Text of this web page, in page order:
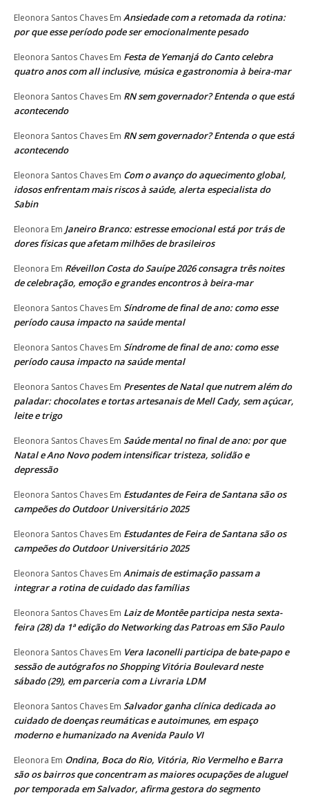
Eleonora Santos Chaves Em Ansiedade com a retomada da rotina:
por que esse período pode ser emocionalmente pesado
Eleonora Santos Chaves Em Festa de Yemanjá do Canto celebra
quatro anos com all inclusive, música e gastronomia à beira-mar
Eleonora Santos Chaves Em RN sem governador? Entenda o que está
acontecendo
Eleonora Santos Chaves Em RN sem governador? Entenda o que está
acontecendo
Eleonora Santos Chaves Em Com o avanço do aquecimento global,
idosos enfrentam mais riscos à saúde, alerta especialista do
Sabin
Eleonora Em Janeiro Branco: estresse emocional está por trás de
dores físicas que afetam milhões de brasileiros
Eleonora Em Réveillon Costa do Sauípe 2026 consagra três noites
de celebração, emoção e grandes encontros à beira-mar
Eleonora Santos Chaves Em Síndrome de final de ano: como esse
período causa impacto na saúde mental
Eleonora Santos Chaves Em Síndrome de final de ano: como esse
período causa impacto na saúde mental
Eleonora Santos Chaves Em Presentes de Natal que nutrem além do
paladar: chocolates e tortas artesanais de Mell Cady, sem açúcar,
leite e trigo
Eleonora Santos Chaves Em Saúde mental no final de ano: por que
Natal e Ano Novo podem intensificar tristeza, solidão e
depressão
Eleonora Santos Chaves Em Estudantes de Feira de Santana são os
campeões do Outdoor Universitário 2025
Eleonora Santos Chaves Em Estudantes de Feira de Santana são os
campeões do Outdoor Universitário 2025
Eleonora Santos Chaves Em Animais de estimação passam a
integrar a rotina de cuidado das famílias
Eleonora Santos Chaves Em Laiz de Montêe participa nesta sexta-
feira (28) da 1ª edição do Networking das Patroas em São Paulo
Eleonora Santos Chaves Em Vera Iaconelli participa de bate-papo e
sessão de autógrafos no Shopping Vitória Boulevard neste
sábado (29), em parceria com a Livraria LDM
Eleonora Santos Chaves Em Salvador ganha clínica dedicada ao
cuidado de doenças reumáticas e autoimunes, em espaço
moderno e humanizado na Avenida Paulo VI
Eleonora Em Ondina, Boca do Rio, Vitória, Rio Vermelho e Barra
são os bairros que concentram as maiores ocupações de aluguel
por temporada em Salvador, afirma gestora do segmento